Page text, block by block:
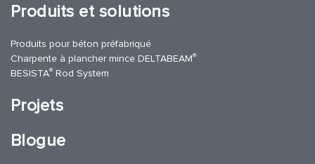
Produits et solutions
Produits pour béton préfabriqué
Charpente à plancher mince DELTABEAM®
BESISTA® Rod System
Projets
Blogue